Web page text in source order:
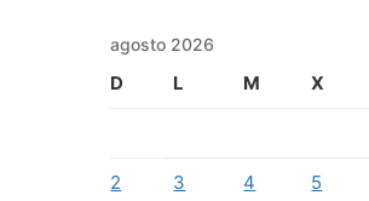
agosto 2026
D L M X
2 3 4 5